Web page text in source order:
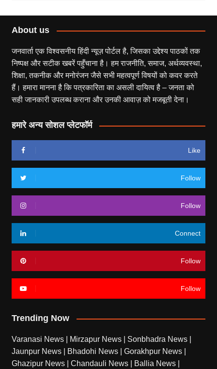
About us
जनवार्ता एक विश्वसनीय हिंदी न्यूज़ पोर्टल है, जिसका उद्देश्य पाठकों तक
निष्पक्ष और सटीक खबरें पहुँचाना है। हम राजनीति, समाज, अर्थव्यवस्था,
शिक्षा, तकनीक और मनोरंजन जैसे सभी महत्वपूर्ण विषयों को कवर करते
हैं। हमारा मानना है कि पत्रकारिता का असली दायित्व है – जनता को
सही जानकारी उपलब्ध कराना और उनकी आवाज़ को मजबूती देना।
हमारे अन्य सोशल प्लेटफॉर्म
Like
Follow
Follow
Connect
Follow
Follow
Trending Now
Varanasi News Mirzapur News Sonbhadra News
Jaunpur News
Bhadohi News Gorakhpur News
Ghazipur News
Chandauli News Ballia News